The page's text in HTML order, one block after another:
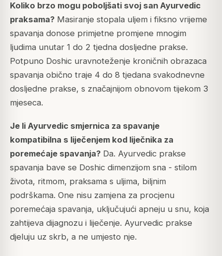
Koliko brzo mogu poboljšati svoj san Ayurvedic
praksama? Masiranje stopala uljem i fiksno vrijeme
spavanja donose primjetne promjene mnogim
ljudima unutar 1 do 2 tjedna dosljedne prakse.
Potpuno Doshic uravnoteženje kroničnih obrazaca
spavanja obično traje 4 do 8 tjedana svakodnevne
dosljedne prakse, s značajnijom obnovom tijekom 3
mjeseca.
Je li Ayurvedic smjernica za spavanje
kompatibilna s liječenjem kod liječnika za
poremećaje spavanja? Da. Ayurvedic prakse
spavanja bave se Doshic dimenzijom sna - stilom
života, ritmom, praksama s uljima, biljnim
podrškama. One nisu zamjena za procjenu
poremećaja spavanja, uključujući apneju u snu, koja
zahtijeva dijagnozu i liječenje. Ayurvedic prakse
djeluju uz skrb, a ne umjesto nje.